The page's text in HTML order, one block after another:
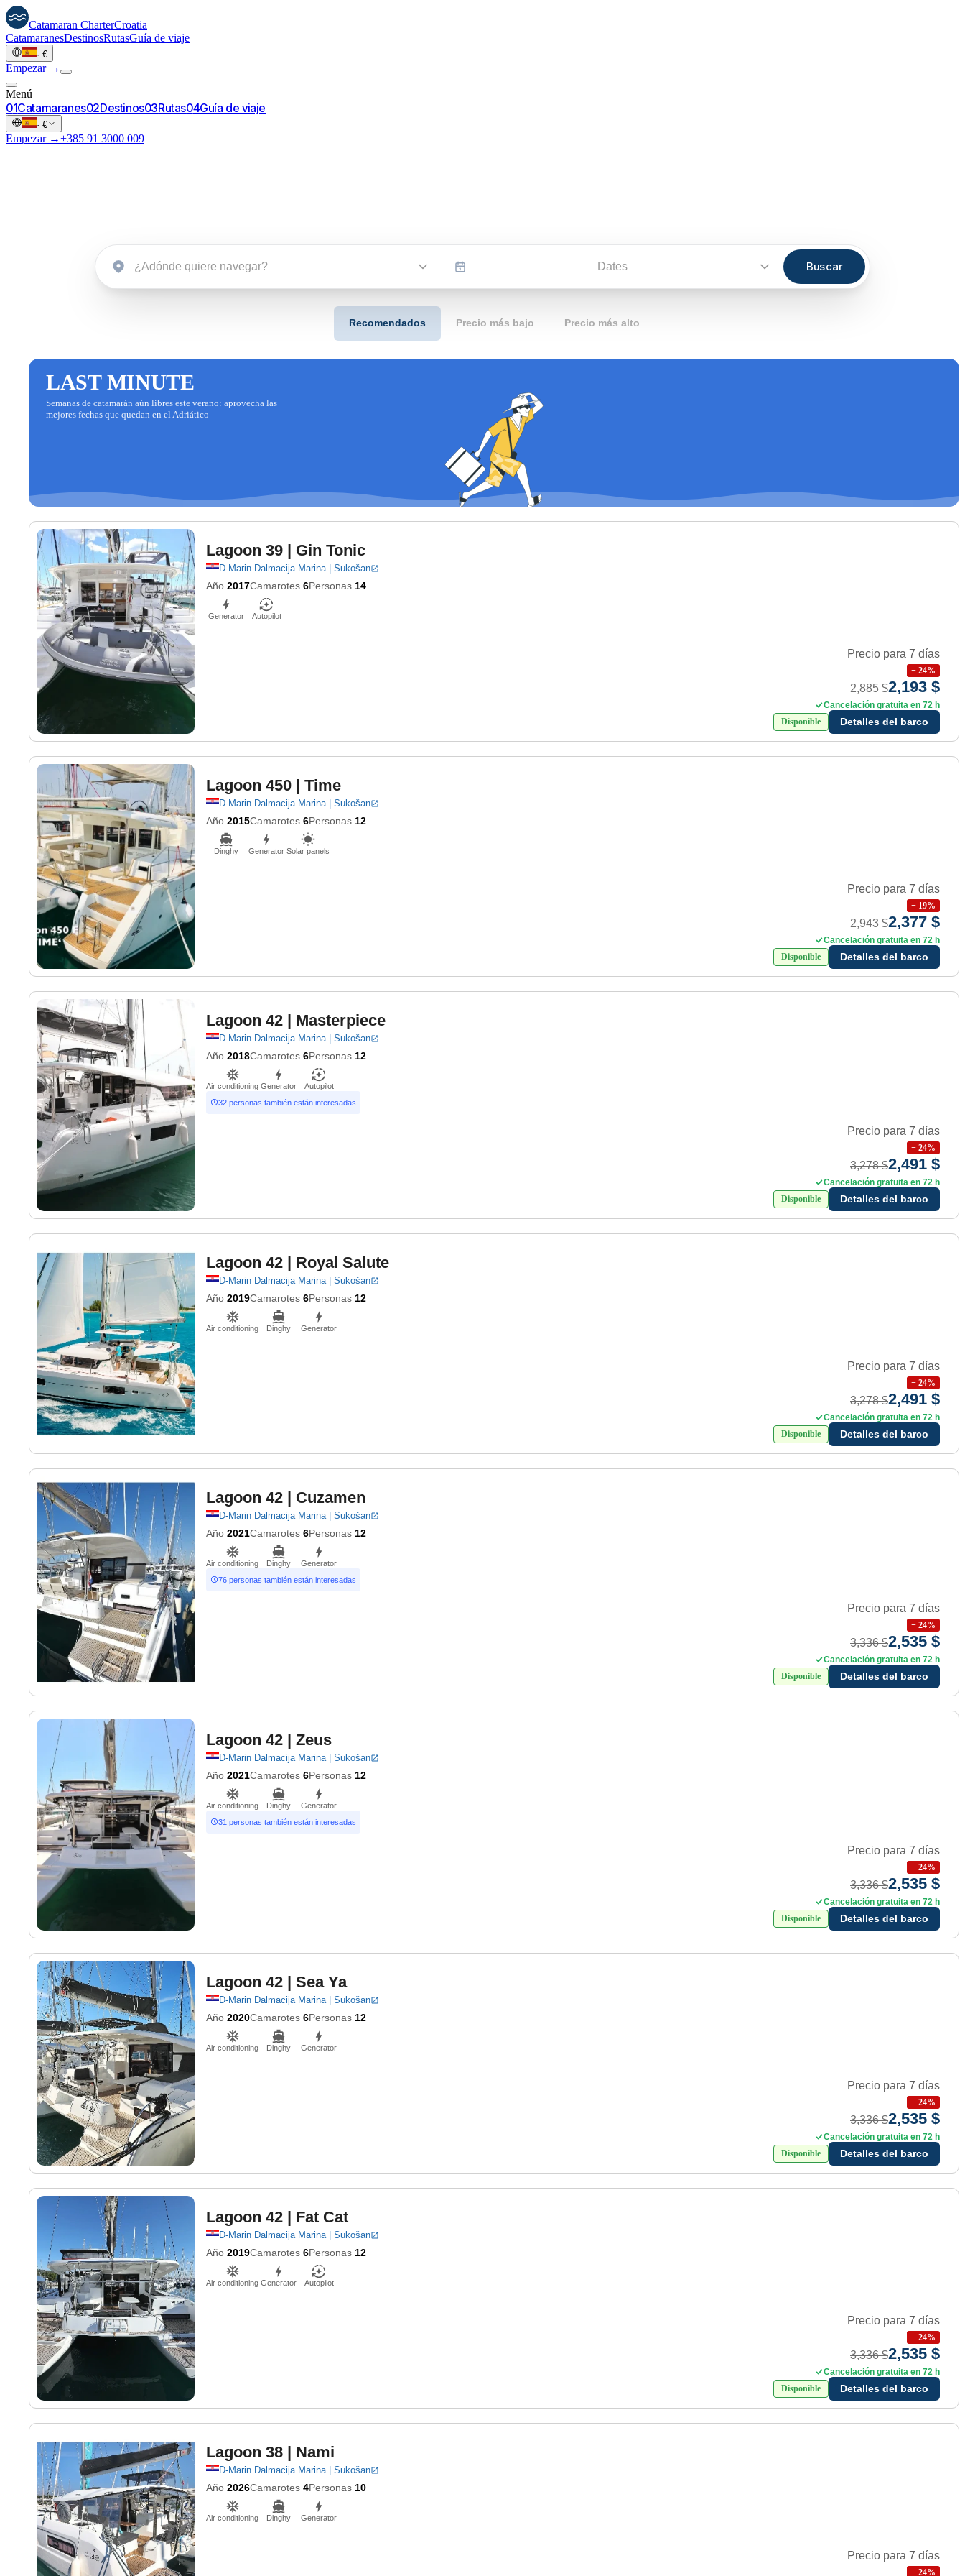
Catamaran CharterCroatia
CatamaranesDestinosRutasGuía de viaje
· €
Empezar →
Menú
01Catamaranes02Destinos03Rutas04Guía de viaje
· €
Empezar →+385 91 3000 009
Dates Buscar
Recomendados Precio más bajo Precio más alto
LAST MINUTE
Semanas de catamarán aún libres este verano: aprovecha las
mejores fechas que quedan en el Adriático
Lagoon 39 | Gin Tonic
D-Marin Dalmacija Marina | Sukošan
Año 2017Camarotes 6Personas 14
Generator Autopilot
Precio para 7 días
− 24%
2,885 $2,193 $
Cancelación gratuita en 72 h
Disponible
Detalles del barco
Lagoon 450 | Time
D-Marin Dalmacija Marina | Sukošan
Año 2015Camarotes 6Personas 12
Dinghy Generator Solar panels
Precio para 7 días
− 19%
2,943 $2,377 $
Cancelación gratuita en 72 h
Disponible
Detalles del barco
Lagoon 42 | Masterpiece
D-Marin Dalmacija Marina | Sukošan
Año 2018Camarotes 6Personas 12
Air conditioning Generator
Autopilot
32 personas también están interesadas
Precio para 7 días
− 24%
3,278 $2,491 $
Cancelación gratuita en 72 h
Disponible
Detalles del barco
Lagoon 42 | Royal Salute
D-Marin Dalmacija Marina | Sukošan
Año 2019Camarotes 6Personas 12
Air conditioning Dinghy Generator
Precio para 7 días
− 24%
3,278 $2,491 $
Cancelación gratuita en 72 h
Disponible
Detalles del barco
Lagoon 42 | Cuzamen
D-Marin Dalmacija Marina | Sukošan
Año 2021Camarotes 6Personas 12
Air conditioning Dinghy
Generator
76 personas también están interesadas
Precio para 7 días
− 24%
3,336 $2,535 $
Cancelación gratuita en 72 h
Disponible
Detalles del barco
Lagoon 42 | Zeus
D-Marin Dalmacija Marina | Sukošan
Año 2021Camarotes 6Personas 12
Air conditioning Dinghy
Generator
31 personas también están interesadas
Precio para 7 días
− 24%
3,336 $2,535 $
Cancelación gratuita en 72 h
Disponible
Detalles del barco
Lagoon 42 | Sea Ya
D-Marin Dalmacija Marina | Sukošan
Año 2020Camarotes 6Personas 12
Air conditioning Dinghy Generator
Precio para 7 días
− 24%
3,336 $2,535 $
Cancelación gratuita en 72 h
Disponible
Detalles del barco
Lagoon 42 | Fat Cat
D-Marin Dalmacija Marina | Sukošan
Año 2019Camarotes 6Personas 12
Air conditioning Generator Autopilot
Precio para 7 días
− 24%
3,336 $2,535 $
Cancelación gratuita en 72 h
Disponible
Detalles del barco
Lagoon 38 | Nami
D-Marin Dalmacija Marina | Sukošan
Año 2026Camarotes 4Personas 10
Air conditioning Dinghy Generator
Precio para 7 días
− 24%